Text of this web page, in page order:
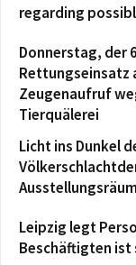
regarding
Donnerstag, der
Rettungseinsatz
Zeugenaufruf
Tierquälerei
Licht ins Dunkel
Leipzig legt
Beschäftigten ist